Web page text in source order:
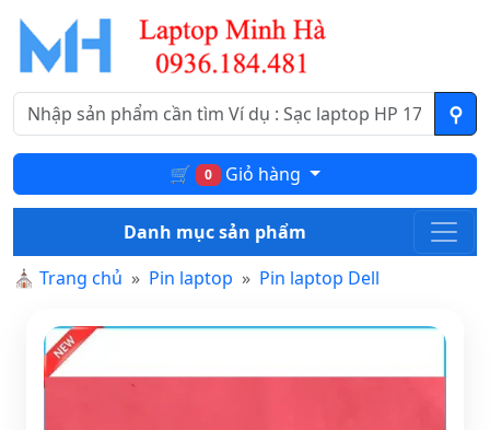
🛒 0 Giỏ hàng
Danh mục sản phẩm
⛪ Trang chủ Pin laptop Pin laptop Dell